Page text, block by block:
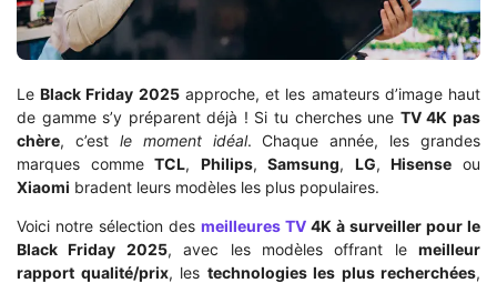
LeBlack Friday 2025approche, et les amateurs d’image haut
de gamme s’y préparent déjà ! Si tu cherches une TV 4K pas
chère, c’est le moment idéal. Chaque année, les grandes
marques commeTCL, Philips,Samsung, LG,Hisense ou
Xiaomi bradent leurs modèles les plus populaires.
Voici notre sélection des meilleures TV 4K à surveiller pour le
Black Friday 2025, avec les modèles offrant le meilleur
rapport qualité/prix, les technologies les plus recherchées,